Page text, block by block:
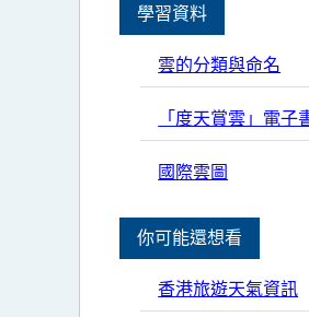
學習資料
雲的分類與命名
「度天賞雲」電子
國際雲圖
你可能還想看
香港旅遊天氣資訊